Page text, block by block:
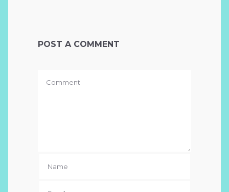
POST A COMMENT